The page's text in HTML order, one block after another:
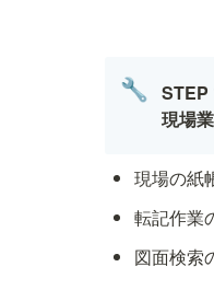
🔧
STEP
現場
現場の紙
転記作業
図面検索